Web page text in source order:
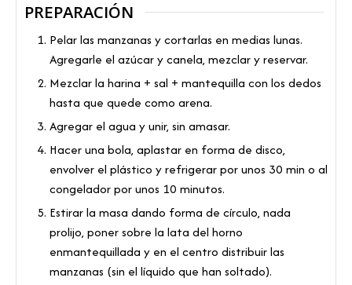
PREPARACIÓN
Pelar las manzanas y cortarlas en medias lunas.
Agregarle el azúcar y canela, mezclar y reservar.
Mezclar la harina + sal + mantequilla con los dedos
hasta que quede como arena.
Agregar el agua y unir, sin amasar.
Hacer una bola, aplastar en forma de disco,
envolver el plástico y refrigerar por unos 30 min o al
congelador por unos 10 minutos.
Estirar la masa dando forma de círculo, nada
prolijo, poner sobre la lata del horno
enmantequillada y en el centro distribuir las
manzanas (sin el líquido que han soltado).